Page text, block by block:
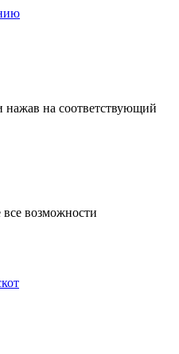
нажав на соответствующий
возможности